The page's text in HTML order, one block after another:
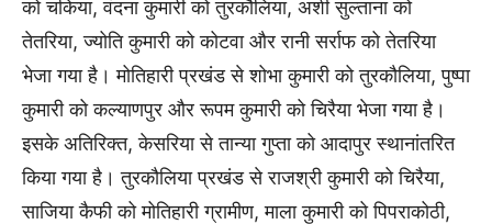
को चकिया, वंदना कुमारी को तुरकौलिया, अर्शी सुल्ताना को
तेतरिया, ज्योति कुमारी को कोटवा और रानी सर्राफ को तेतरिया
भेजा गया है। मोतिहारी प्रखंड से शोभा कुमारी को तुरकौलिया, पुष्पा
कुमारी को कल्याणपुर और रूपम कुमारी को चिरैया भेजा गया है।
इसके अतिरिक्त, केसरिया से तान्या गुप्ता को आदापुर स्थानांतरित
किया गया है। तुरकौलिया प्रखंड से राजश्री कुमारी को चिरैया,
साजिया कैफी को मोतिहारी ग्रामीण, माला कुमारी को पिपराकोठी,